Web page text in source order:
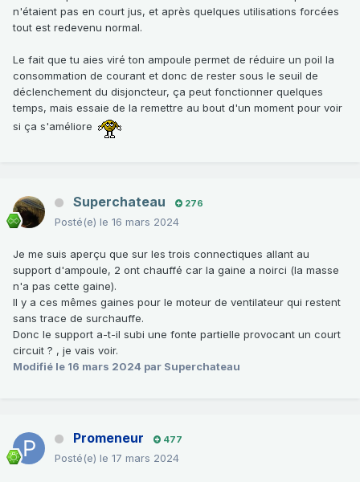
n'étaient pas en court jus, et après quelques utilisations forcées
tout est redevenu normal.
Le fait que tu aies viré ton ampoule permet de réduire un poil la
consommation de courant et donc de rester sous le seuil de
déclenchement du disjoncteur, ça peut fonctionner quelques
temps, mais essaie de la remettre au bout d'un moment pour voir
si ça s'améliore
Superchateau 276
Posté(e) le 16 mars 2024
Je me suis aperçu que sur les trois connectiques allant au
support d'ampoule, 2 ont chauffé car la gaine a noirci (la masse
n'a pas cette gaine).
Il y a ces mêmes gaines pour le moteur de ventilateur qui restent
sans trace de surchauffe.
Donc le support a-t-il subi une fonte partielle provocant un court
circuit ? , je vais voir.
Modifié le 16 mars 2024 par Superchateau
Promeneur 477
Posté(e) le 17 mars 2024